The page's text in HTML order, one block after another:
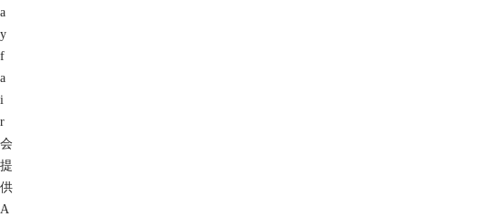
a
y
f
a
i
r
会
提
供
A